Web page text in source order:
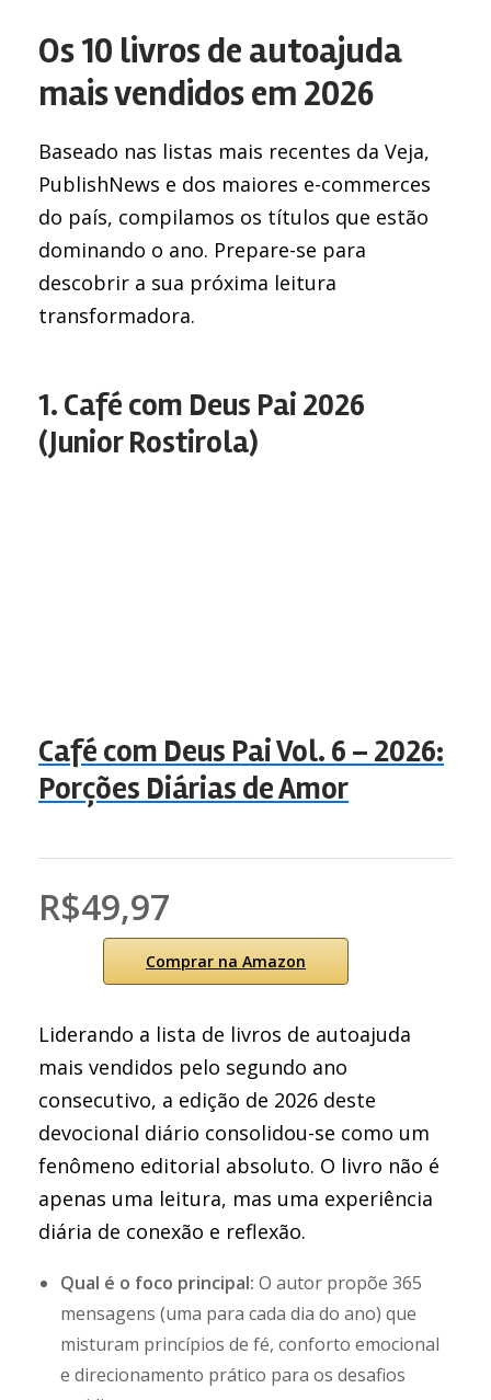
Os 10 livros de autoajuda
mais vendidos em 2026
Baseado nas listas mais recentes da Veja,
PublishNews e dos maiores e-commerces
do país, compilamos os títulos que estão
dominando o ano. Prepare-se para
descobrir a sua próxima leitura
transformadora.
1. Café com Deus Pai 2026
(Junior Rostirola)
Café com Deus Pai Vol. 6 – 2026:
Porções Diárias de Amor
R$49,97
Comprar na Amazon
Liderando a lista de livros de autoajuda
mais vendidos pelo segundo ano
consecutivo, a edição de 2026 deste
devocional diário consolidou-se como um
fenômeno editorial absoluto. O livro não é
apenas uma leitura, mas uma experiência
diária de conexão e reflexão.
Qual é o foco principal: O autor propõe 365
mensagens (uma para cada dia do ano) que
misturam princípios de fé, conforto emocional
e direcionamento prático para os desafios